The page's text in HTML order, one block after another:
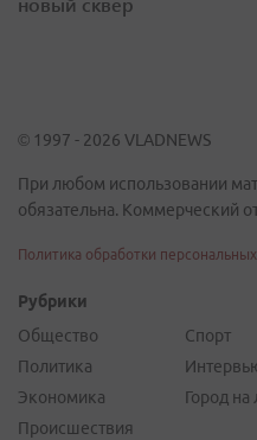
© 1997 - 2026 VLADNEWS
При любом использовании
обязательна. Коммерческий
Политика обработки
Рубрики
Общество
Политика
Экономика
Происшествия
Спорт
Город на